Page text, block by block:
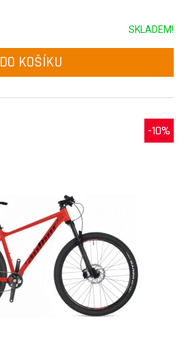
SKLADEM!
DO KOŠÍKU
-10%